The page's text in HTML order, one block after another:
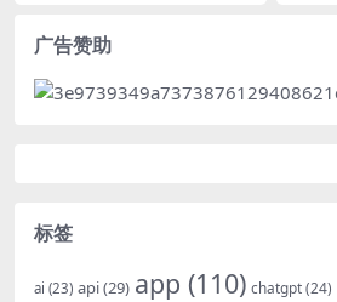
广告赞助
标签
ai (23) api(29) app (110) chatgpt(24)